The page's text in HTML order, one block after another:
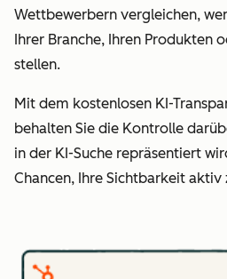
Wettbewerbern vergleichen,
Ihrer Branche, Ihren Produkten
stellen.
Mit dem kostenlosen KI-
behalten Sie die Kontrolle
in der KI-Suche repräsentiert
Chancen, Ihre Sichtbarkeit aktiv